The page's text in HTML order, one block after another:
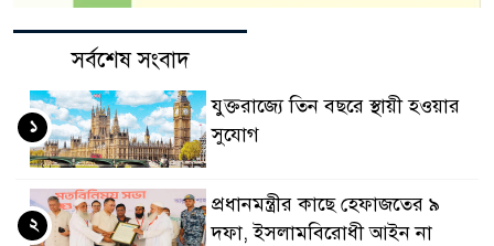
সর্বশেষ সংবাদ
যুক্তরাজ্যে তিন বছরে স্থায়ী হওয়ার
সুযোগ
১
প্রধানমন্ত্রীর কাছে হেফাজতের ৯
দফা, ইসলামবিরোধী আইন না
২